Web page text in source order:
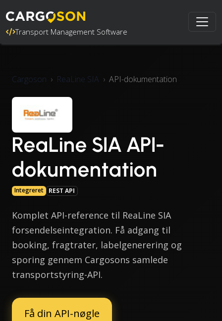
Transport Management Software
Cargoson ReaLine SIA API-dokumentation
ReaLine SIA API-
dokumentation
Integreret REST API
Komplet API-reference til ReaLine SIA
forsendelseintegration. Få adgang til
booking, fragtrater, labelgenerering og
sporing gennem Cargosons samlede
transportstyring-API.
Få din API-nøgle